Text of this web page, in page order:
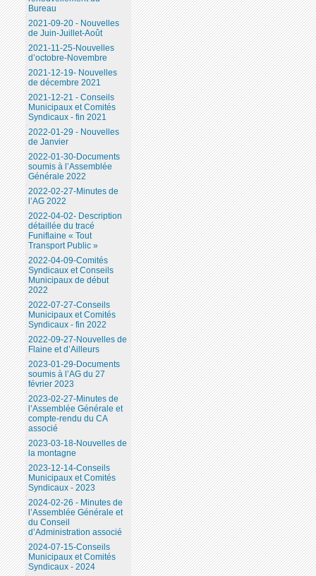
Bureau
2021-09-20 - Nouvelles
de Juin-Juillet-Août
2021-11-25-Nouvelles
d’octobre-Novembre
2021-12-19- Nouvelles
de décembre 2021
2021-12-21 - Conseils
Municipaux et Comités
Syndicaux - fin 2021
2022-01-29 - Nouvelles
de Janvier
2022-01-30-Documents
soumis à l’Assemblée
Générale 2022
2022-02-27-Minutes de
l’AG 2022
2022-04-02- Description
détaillée du tracé
Funiflaine « Tout
Transport Public »
2022-04-09-Comités
Syndicaux et Conseils
Municipaux de début
2022
2022-07-27-Conseils
Municipaux et Comités
Syndicaux - fin 2022
2022-09-27-Nouvelles de
Flaine et d’Ailleurs
2023-01-29-Documents
soumis à l’AG du 27
février 2023
2023-02-27-Minutes de
l’Assemblée Générale et
compte-rendu du CA
associé
2023-03-18-Nouvelles de
la montagne
2023-12-14-Conseils
Municipaux et Comités
Syndicaux - 2023
2024-02-26 - Minutes de
l’Assemblée Générale et
du Conseil
d’Administration associé
2024-07-15-Conseils
Municipaux et Comités
Syndicaux - 2024